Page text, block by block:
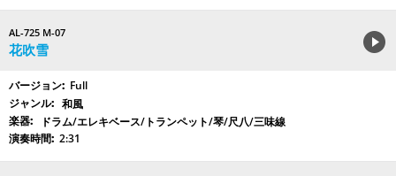
AL-725 M-07
花吹雪
Full
和風
ドラム/エレキベース/トランペット/琴/尺八/三味線
2:31